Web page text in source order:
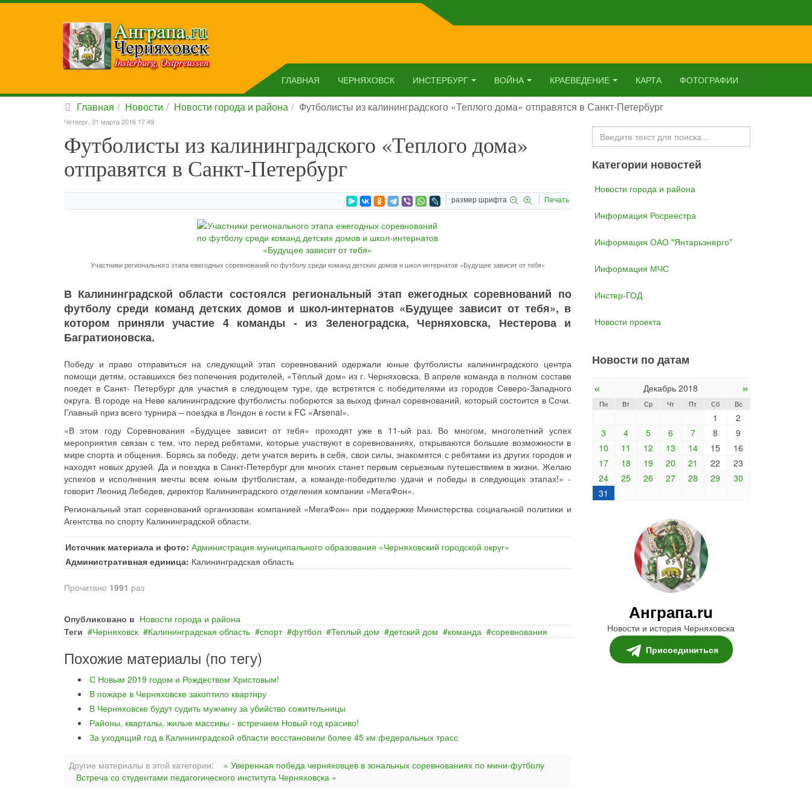
ГЛАВНАЯ ЧЕРНЯХОВСК ИНСТЕРБУРГ ВОЙНА КРАЕВЕДЕНИЕ КАРТА ФОТОГРАФИИ
Главная Новости Новости города и района Футболисты из калининградского «Теплого дома» отправятся в Санкт-Петербург
Четверг, 31 марта 2016 17:49
Футболисты из калининградского «Теплого дома»
отправятся в Санкт-Петербург
размер шрифта Печать
Участники регионального этапа ежегодных соревнований по футболу среди команд детских домов и школ-интернатов «Будущее зависит от тебя»
В Калининградской области состоялся региональный этап ежегодных соревнований по
футболу среди команд детских домов и школ-интернатов «Будущее зависит от тебя», в
котором приняли участие 4 команды - из Зеленоградска, Черняховска, Нестерова и
Багратионовска.
Победу и право отправиться на следующий этап соревнований одержали юные футболисты калининградского центра
помощи детям, оставшихся без попечения родителей, «Тёплый дом» из г. Черняховска. В апреле команда в полном составе
поедет в Санкт- Петербург для участия в следующем туре, где встретятся с победителями из городов Северо-Западного
округа. В городе на Неве калининградские футболисты поборются за выход финал соревнований, который состоится в Сочи.
Главный приз всего турнира – поездка в Лондон в гости к FC «Arsenal».
«В этом году Соревнования «Будущее зависит от тебя» проходят уже в 11-ый раз. Во многом, многолетний успех
мероприятия связан с тем, что перед ребятами, которые участвуют в соревнованиях, открываются большие возможности в
мире спорта и общения. Борясь за победу, дети учатся верить в себя, свои силы, знакомятся с ребятами из других городов и
находят новых друзей. Да и поездка в Санкт-Петербург для многих станет первым серьезным путешествием в жизни. Желаю
успехов и исполнения мечты всем юным футболистам, а команде-победителю удачи и победы в следующих этапах!» -
говорит Леонид Лебедев, директор Калининградского отделения компании «МегаФон».
Региональный этап соревнований организован компанией «МегаФон» при поддержке Министерства социальной политики и
Агентства по спорту Калининградской области.
Источник материала и фото: Администрация муниципального образования «Черняховский городской округ»
Административная единица: Калининградская область
Прочитано 1991 раз
Опубликовано в Новости города и района
Теги
Черняховск Калининградская область спорт футбол Теплый дом детский дом команда соревнования
Похожие материалы (по тегу)
С Новым 2019 годом и Рождеством Христовым!
В пожаре в Черняховске закоптило квартиру
В Черняховске будут судить мужчину за убийство сожительницы
Районы, кварталы, жилые массивы - встречаем Новый год красиво!
За уходящий год в Калининградской области восстановили более 45 км федеральных трасс
Другие материалы в этой категории:
« Уверенная победа черняховцев в зональных соревнованиях по мини-футболу
Встреча со студентами педагогического института Черняховска »
Искать...
Категории новостей
Новости города и района
Информация Росреестра
Информация ОАО "Янтарьэнерго"
Информация МЧС
Инстер-ГОД
Новости проекта
Новости по датам
« Декабрь 2018 »
Пн Вт Ср Чт Пт Сб Вс
1
2
3
4 5 6 7 8
9
10
11 12 13 14 15
16
17
18 19 20 21 22
23
24
25 26 27 28 29
30
31
Анграпа.ru
Новости и история Черняховска
Присоединиться